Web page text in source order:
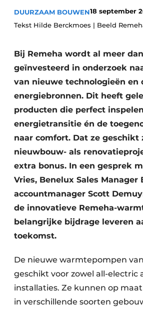
Vacature aanmelden
Vacatures
Aanmelden
Bedrijven
Bedrijven
Contact
Akoestiek
Brandveiligheid
BIM
Evenementen
Dak & Gevel
HVAC
Interieurarchitectuur
Keukens
Software
DUURZAAM BOUWEN18 september
Tekst Hilde Berckmoes | Beeld
Bij Remeha wordt al meer
geïnvesteerd in onderzoek
van nieuwe technologieën en
energiebronnen. Dit heeft
producten die perfect
energietransitie én de
naar comfort. Dat ze geschikt
nieuwbouw- als
extra bonus. In een gesprek
Vries, Benelux Sales Manager
accountmanager Scott
de innovatieve Remeha-
belangrijke bijdrage leveren
toekomst.
De nieuwe warmtepompen
geschikt voor zowel all-electric
installaties. Ze kunnen op
in verschillende soorten